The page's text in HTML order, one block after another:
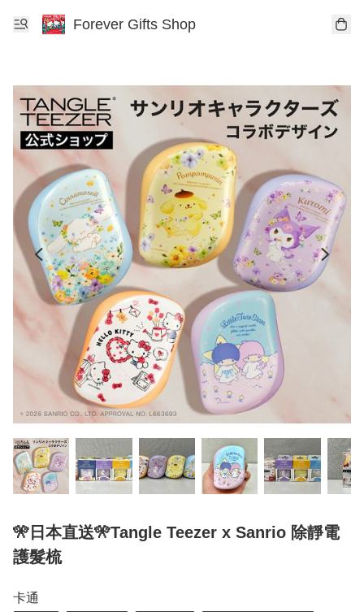
Forever Gifts Shop
🎌日本直送🎌Tangle Teezer x Sanrio 除靜電
護髮梳
卡通